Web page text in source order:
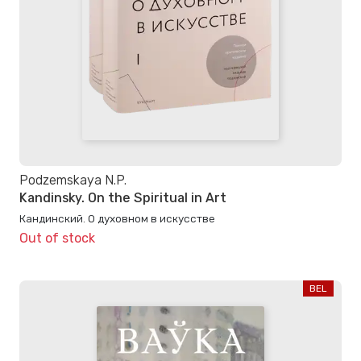
Podzemskaya N.P.
Kandinsky. On the Spiritual in Art
Кандинский. О духовном в искусстве
Out of stock
BEL